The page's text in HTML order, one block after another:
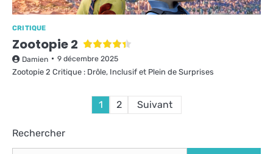
CRITIQUE
Zootopie 2
Damien 9 décembre 2025
Zootopie 2 Critique : Drôle, Inclusif et Plein de Surprises
Pagination
publications
1 2 Suivant
Rechercher